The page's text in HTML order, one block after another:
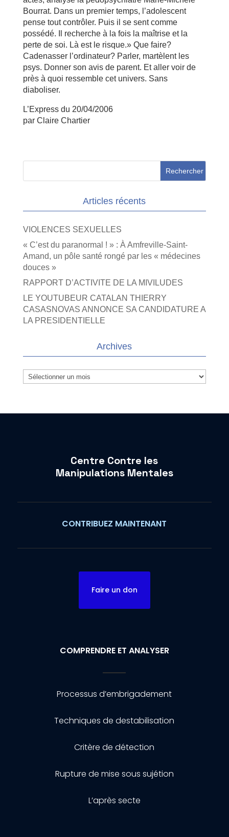
Bourrat. Dans un premier temps, l’adolescent
pense tout contrôler. Puis il se sent comme
possédé. Il recherche à la fois la maîtrise et la
perte de soi. Là est le risque.» Que faire?
Cadenasser l’ordinateur? Parler, martèlent les
psys. Donner son avis de parent. Et aller voir de
près à quoi ressemble cet univers. Sans
diaboliser.
L’Express du 20/04/2006
par Claire Chartier
Articles récents
VIOLENCES SEXUELLES
« C’est du paranormal ! » : À Amfreville-Saint-
Amand, un pôle santé rongé par les « médecines
douces »
RAPPORT D’ACTIVITE DE LA MIVILUDES
LE YOUTUBEUR CATALAN THIERRY
CASASNOVAS ANNONCE SA CANDIDATURE A
LA PRESIDENTIELLE
Archives
Archives
Centre Contre les
Manipulations Mentales
CONTRIBUEZ MAINTENANT
Faire un don
COMPRENDRE ET ANALYSER
Processus d’embrigadement
Techniques de destabilisation
Critère de détection
Rupture de mise sous sujétion
L’après secte